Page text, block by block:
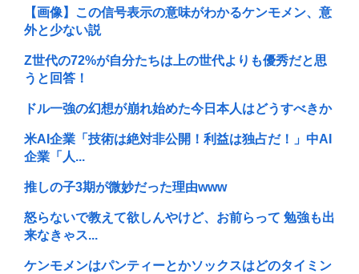
【画像】この信号表示の意味がわかるケンモメン、意
外と少ない説
Z世代の72%が自分たちは上の世代よりも優秀だと思
うと回答！
ドル一強の幻想が崩れ始めた今日本人はどうすべきか
米AI企業「技術は絶対非公開！利益は独占だ！」中AI
企業「人...
推しの子3期が微妙だった理由www
怒らないで教えて欲しんやけど、お前らって 勉強も出
来なきゃス...
ケンモメンはパンティーとかソックスはどのタイミン